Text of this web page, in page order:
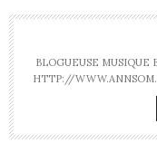
BLOGUEUSE MUSIQUE
HTTP://